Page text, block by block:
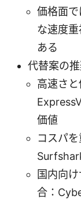
価格面
な速度
ある
代替案の
高速さと
価値
コスパ
国内向
合：